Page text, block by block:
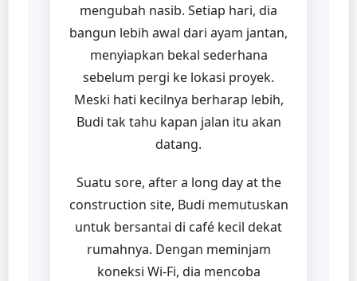
mengubah nasib. Setiap hari, dia
bangun lebih awal dari ayam jantan,
menyiapkan bekal sederhana
sebelum pergi ke lokasi proyek.
Meski hati kecilnya berharap lebih,
Budi tak tahu kapan jalan itu akan
datang.
Suatu sore, after a long day at the
construction site, Budi memutuskan
untuk bersantai di café kecil dekat
rumahnya. Dengan meminjam
koneksi Wi-Fi, dia mencoba